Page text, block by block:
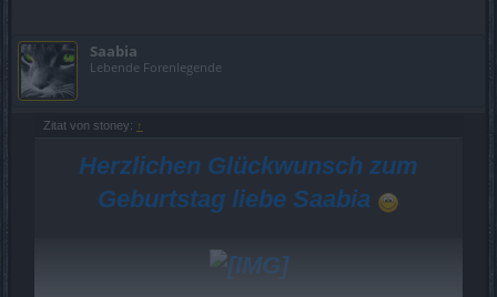
Saabia
Lebende Forenlegende
Zitat von stoney: ↑
Herzlichen Glückwunsch zum
Geburtstag liebe Saabia